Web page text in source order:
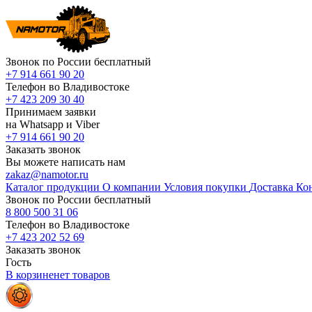
Звонок по России бесплатный
+7 914 661 90 20
Телефон во Владивостоке
+7 423 209 30 40
Принимаем заявки
на Whatsapp и Viber
+7 914 661 90 20
Заказать звонок
Вы можете написать нам
zakaz@namotor.ru
Каталог продукции О компании Условия покупки Доставка
Звонок по России бесплатный
8 800 500 31 06
Телефон во Владивостоке
+7 423 202 52 69
Заказать звонок
Гость
В корзиненет товаров